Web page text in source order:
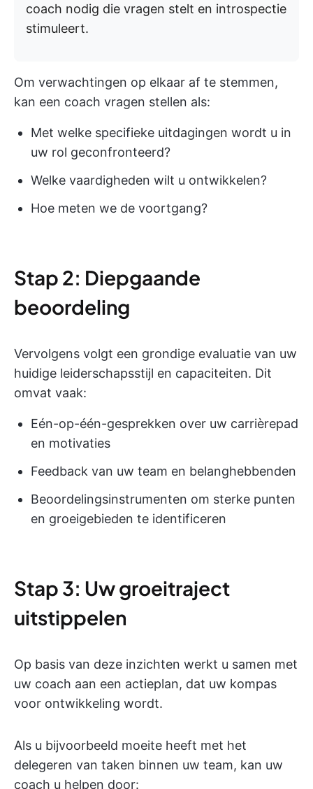
coach nodig die vragen stelt en introspectie
stimuleert.
Om verwachtingen op elkaar af te stemmen,
kan een coach vragen stellen als:
Met welke specifieke uitdagingen wordt u in
uw rol geconfronteerd?
Welke vaardigheden wilt u ontwikkelen?
Hoe meten we de voortgang?
Stap 2: Diepgaande
beoordeling
Vervolgens volgt een grondige evaluatie van uw
huidige leiderschapsstijl en capaciteiten. Dit
omvat vaak:
Eén-op-één-gesprekken over uw carrièrepad
en motivaties
Feedback van uw team en belanghebbenden
Beoordelingsinstrumenten om sterke punten
en groeigebieden te identificeren
Stap 3: Uw groeitraject
uitstippelen
Op basis van deze inzichten werkt u samen met
uw coach aan een actieplan, dat uw kompas
voor ontwikkeling wordt.
Als u bijvoorbeeld moeite heeft met het
delegeren van taken binnen uw team, kan uw
coach u helpen door: